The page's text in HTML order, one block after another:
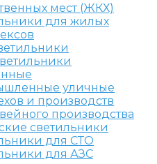
мест (ЖКХ)
для жилых
уличные
и производств
производства
светильники
для СТО
для АЗС